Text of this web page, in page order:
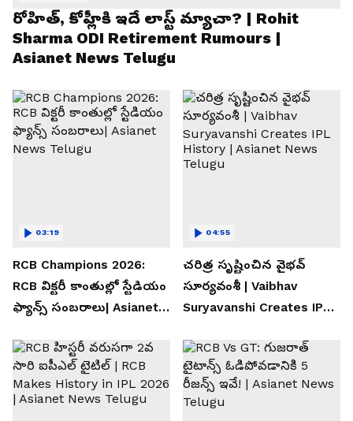
రోహిత్, కోహ్లీకి ఇదే లాస్ట్ మ్యాచా? | Rohit
Sharma ODI Retirement Rumours |
Asianet News Telugu
RCB Champions 2026:
RCB విక్టరీ కాంతుల్లో స్టేడియం
ఫ్యాన్స్ సంబరాలు| Asianet
03:19
చరిత్ర సృష్టించిన వైభవ్
సూర్యవంశీ | Vaibhav
Suryavanshi Creates IPL
Telugu
04:55